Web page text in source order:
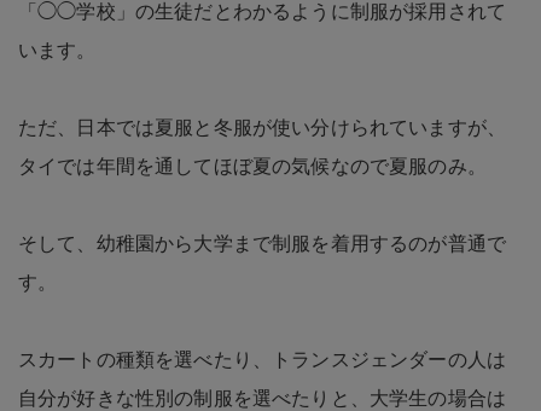
「◯◯学校」の生徒だとわかるように制服が採用されて
います。
ただ、日本では夏服と冬服が使い分けられていますが、
タイでは年間を通してほぼ夏の気候なので夏服のみ。
そして、幼稚園から大学まで制服を着用するのが普通で
す。
スカートの種類を選べたり、トランスジェンダーの人は
自分が好きな性別の制服を選べたりと、大学生の場合は